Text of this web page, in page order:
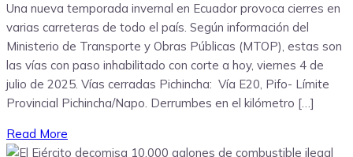
Una nueva temporada invernal en Ecuador provoca cierres en
varias carreteras de todo el país. Según información del
Ministerio de Transporte y Obras Públicas (MTOP), estas son
las vías con paso inhabilitado con corte a hoy, viernes 4 de
julio de 2025. Vías cerradas Pichincha: Vía E20, Pifo- Límite
Provincial Pichincha/Napo. Derrumbes en el kilómetro […]
Read More